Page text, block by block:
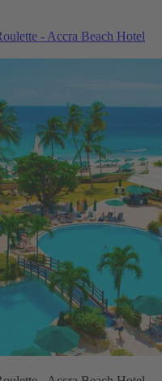
- Accra Beach Hotel